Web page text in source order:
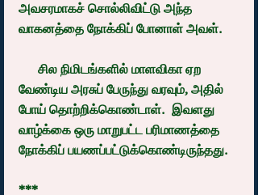
அவசரமாகச் சொல்லிவிட்டு அந்த
வாகனத்தை நோக்கிப் போனாள் அவள்.
வேண்டிய அரசுப் பேருந்து வரவும், அதில்
போய் தொற்றிக்கொண்டாள்.  இவளது
வாழ்க்கை ஒரு மாறுபட்ட பரிமாணத்தை
நோக்கிப் பயணப்பட்டுக்கொண்டிருந்தது.
***